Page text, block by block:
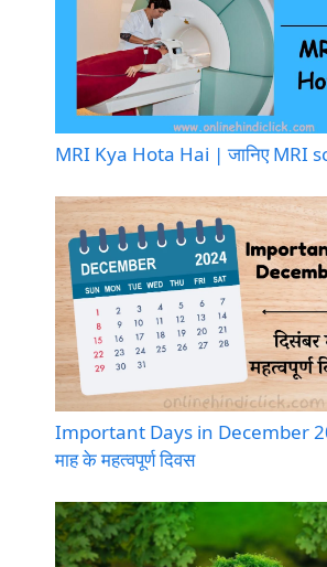
MRI Kya Hota Hai | जानिए MRI
Important Days in December
माह के महत्वपूर्ण दिवस